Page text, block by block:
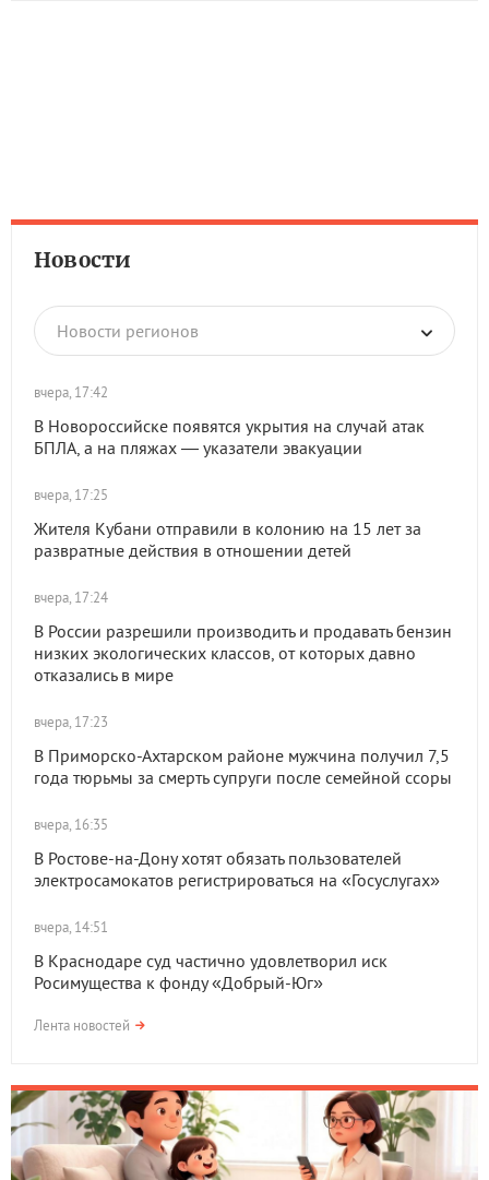
Новости
Новости регионов
вчера, 17:42
В Новороссийске появятся укрытия на случай атак
БПЛА, а на пляжах — указатели эвакуации
вчера, 17:25
Жителя Кубани отправили в колонию на 15 лет за
развратные действия в отношении детей
вчера, 17:24
В России разрешили производить и продавать бензин
низких экологических классов, от которых давно
отказались в мире
вчера, 17:23
В Приморско-Ахтарском районе мужчина получил 7,5
года тюрьмы за смерть супруги после семейной ссоры
вчера, 16:35
В Ростове-на-Дону хотят обязать пользователей
электросамокатов регистрироваться на «Госуслугах»
вчера, 14:51
В Краснодаре суд частично удовлетворил иск
Росимущества к фонду «Добрый-Юг»
Лента новостей